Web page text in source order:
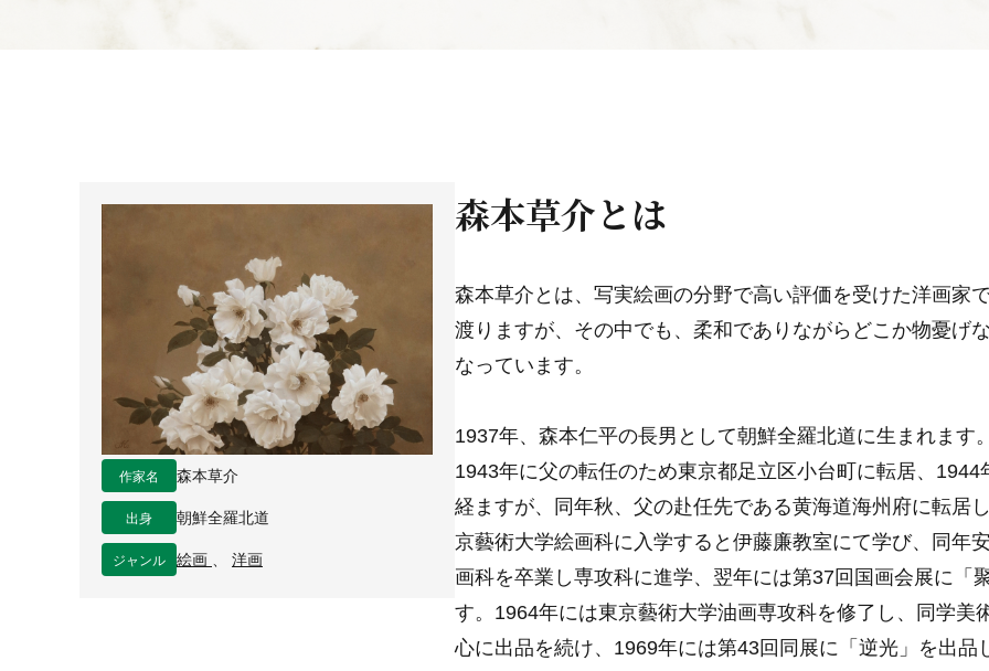
作家名 森本草介
出身 朝鮮全羅北道
ジャンル 絵画 洋画
森本草介とは
森本草介とは、写実絵画の分野で高い評価を受けた洋画家
渡りますが、その中でも、柔和でありながらどこか物憂げ
なっています。
1937年、森本仁平の長男として朝鮮全羅北道に生まれます
1943年に父の転任のため東京都足立区小台町に転居、
経ますが、同年秋、父の赴任先である黄海道海州府に転居
京藝術大学絵画科に入学すると伊藤廉教室にて学び、同年
画科を卒業し専攻科に進学、翌年には第37回国画会展に「
す。1964年には東京藝術大学油画専攻科を修了し、同学
心に出品を続け、1969年には第43回同展に「逆光」を出